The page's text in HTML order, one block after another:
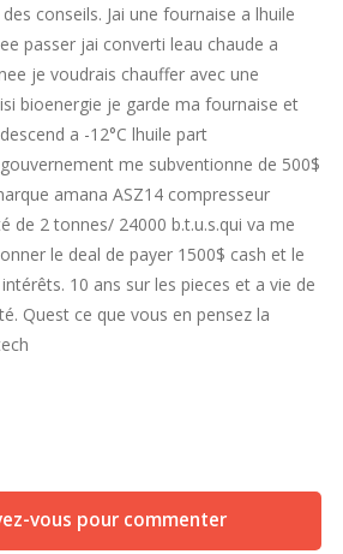
geothermal/faq.htm). Notez
"spirale", on peut rallonger la
sans augmenter son empreinte
conseils. Jai une fournaise a lhuile
passer jai converti leau chaude a
je voudrais chauffer avec une
bioenergie je garde ma fournaise et
a -12°C lhuile part
me subventionne de 500$
amana ASZ14 compresseur
de 2 tonnes/ 24000 b.t.u.s.qui va me
le deal de payer 1500$ cash et le
10 ans sur les pieces et a vie de
Quest ce que vous en pensez la
vous pour commenter